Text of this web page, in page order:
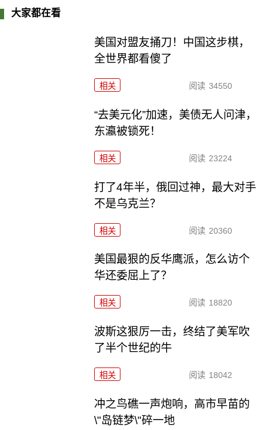
大家都在看
美国对盟友捅刀！中国这步棋，
全世界都看傻了
相关 阅读 34550
“去美元化”加速，美债无人问津，
东瀛被锁死！
相关 阅读 23224
打了4年半，俄回过神，最大对手
不是乌克兰？
相关 阅读 20360
美国最狠的反华鹰派，怎么访个
华还委屈上了？
相关 阅读 18820
波斯这狠厉一击，终结了美军吹
了半个世纪的牛
相关 阅读 18042
冲之鸟礁一声炮响，高市早苗的
\"岛链梦\"碎一地